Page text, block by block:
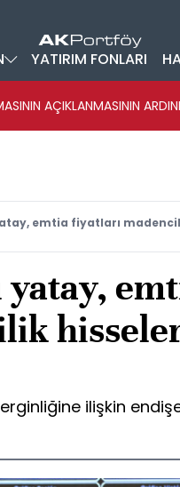
YATIRIM FONLARI
AÇIKLANMASININ
emtia fiyatları
yatay,
ilişkin